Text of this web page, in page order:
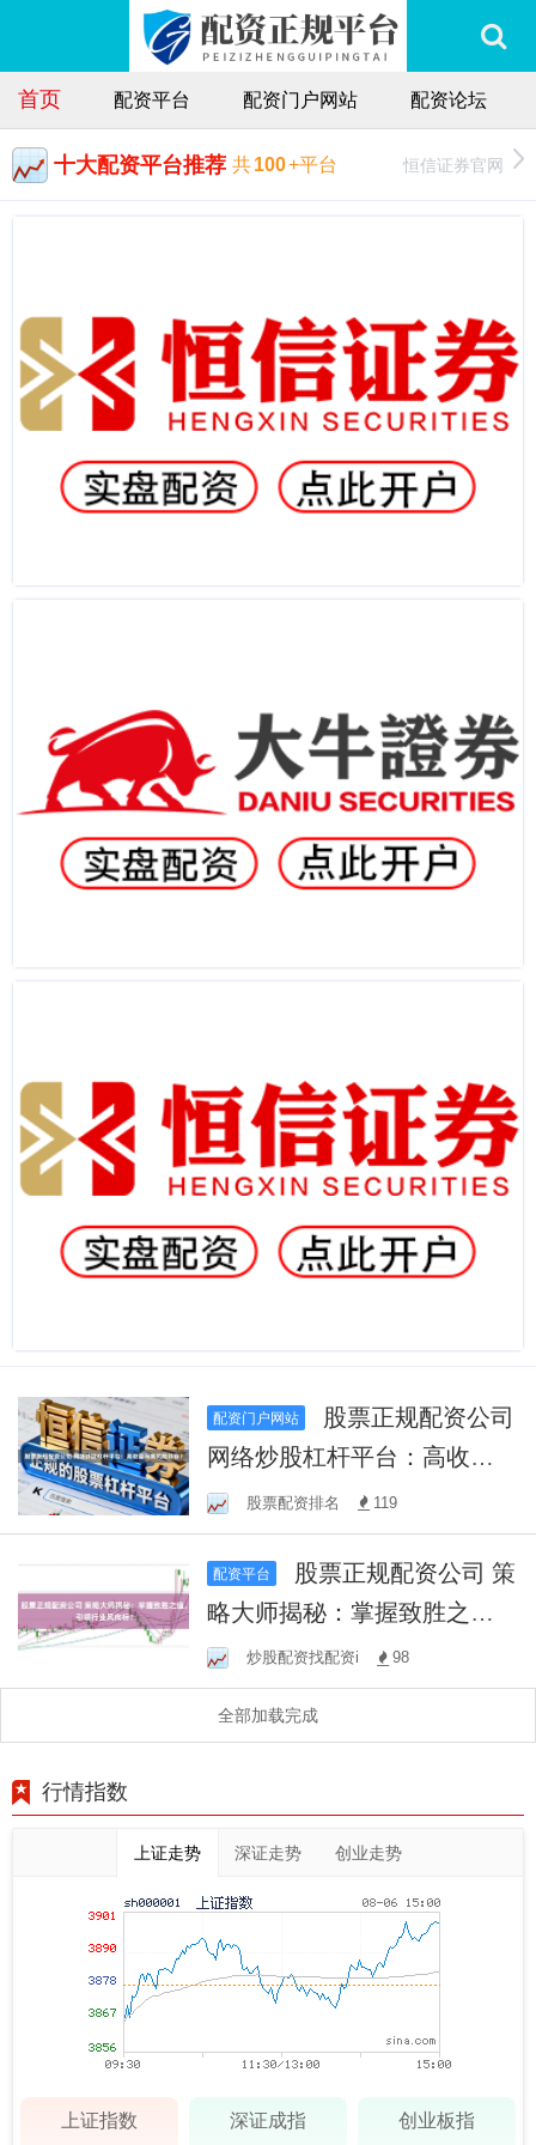
首页 配资平台 配资门户网站 配资论坛
十大配资平台推荐 共100+平台 恒信证券官网
配资门户网站
网络炒股杠杆平台：高收益
与高风险并存？
股票配资排名 119
配资平台
略大师揭秘：掌握致胜之
道，引领行业风向标！
炒股配资找配资i 98
全部加载完成
行情指数
上证走势 深证走势 创业走势
上证指数 深证成指 创业板指